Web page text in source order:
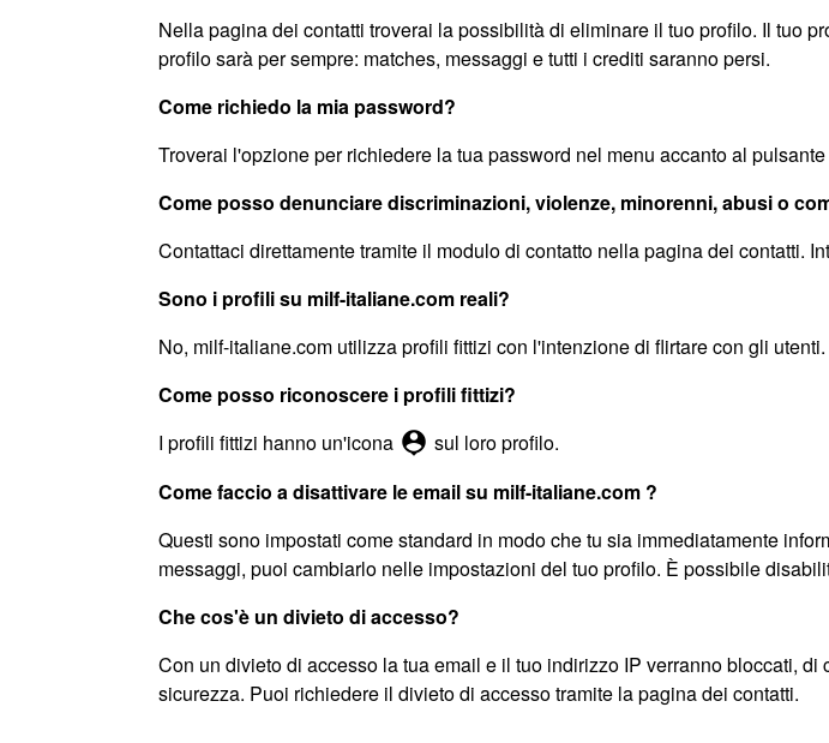
Nella pagina dei contatti troverai la possibilità di eliminare il tuo profilo. Il tuo
profilo sarà per sempre: matches, messaggi e tutti i crediti saranno persi.
Come richiedo la mia password?
Troverai l'opzione per richiedere la tua password nel menu accanto al
Come posso denunciare discriminazioni, violenze, minorenni, abusi o
Contattaci direttamente tramite il modulo di contatto nella pagina dei contatti.
Sono i profili su milf-italiane.com reali?
No, milf-italiane.com utilizza profili fittizi con l'intenzione di flirtare con gli
Come posso riconoscere i profili fittizi?
I profili fittizi hanno un'icona person_pin sul loro profilo.
Come faccio a disattivare le email su milf-italiane.com ?
Questi sono impostati come standard in modo che tu sia immediatamente
messaggi, puoi cambiarlo nelle impostazioni del tuo profilo. È possibile
Che cos'è un divieto di accesso?
Con un divieto di accesso la tua email e il tuo indirizzo IP verranno bloccati,
sicurezza. Puoi richiedere il divieto di accesso tramite la pagina dei contatti.